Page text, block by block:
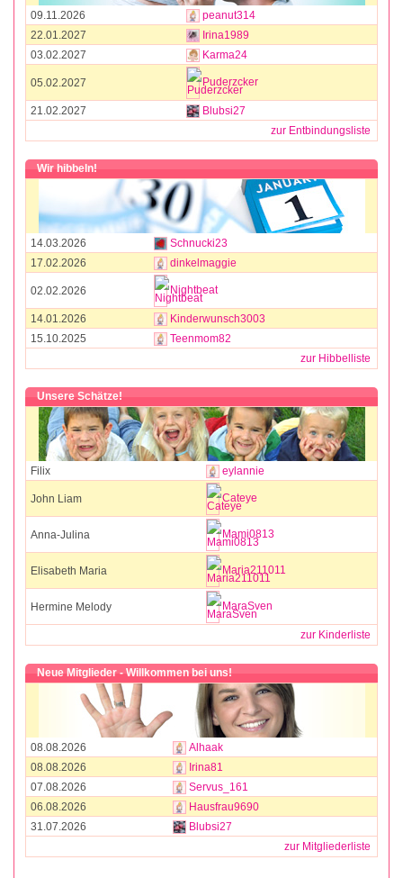
09.11.2026
peanut314
22.01.2027
Irina1989
03.02.2027
Karma24
05.02.2027 Puderzcker
21.02.2027
Blubsi27
zur Entbindungsliste
Wir hibbeln!
14.03.2026
Schnucki23
17.02.2026
dinkelmaggie
02.02.2026 Nightbeat
14.01.2026
Kinderwunsch3003
15.10.2025
Teenmom82
zur Hibbelliste
Unsere Schätze!
Filix eylannie
John Liam Cateye
Anna-Julina Mami0813
Elisabeth Maria Maria211011
Hermine Melody MaraSven
zur Kinderliste
Neue Mitglieder - Willkommen bei uns!
08.08.2026
Alhaak
08.08.2026
Irina81
07.08.2026
Servus_161
06.08.2026
Hausfrau9690
31.07.2026
Blubsi27
zur Mitgliederliste